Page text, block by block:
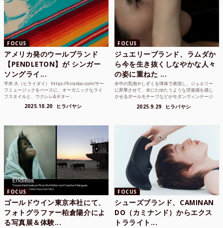
FOCUS
アメリカ発のウールブランド
【PENDLETON】が シンガー
ソングライ...
平井 大（ヒライダイ） https://hiraidai.com/サー
フミュージックをベースに、オーガニックなライ
フスタイルと、ウクレレ&ギター...
2025.10.20 ヒラバヤシ
FOCUS
ジュエリーブランド、ラムダか
ら今を生き抜くしなやかな人々
の姿に重ねた ...
水中の気泡やしずくを球体で表現し、ジュエリー
に昇華させて、水にたゆたうような浮遊感を感じ
させるボールモチーフなどがモダンヴィンテージ
2025.9.29 ヒラバヤシ
FOCUS
ゴールドウイン東京本社にて、
フォトグラファー柏倉陽介によ
る写真展＆体験...
FOCUS
シューズブランド、CAMINAN
DO（カミナンド）からエクス
トラライト...